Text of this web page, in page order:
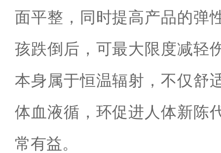
面平整，同时提高产品的弹
孩跌倒后，可最大限度减轻
本身属于恒温辐射，不仅舒
体血液循，环促进人体新陈
常有益。